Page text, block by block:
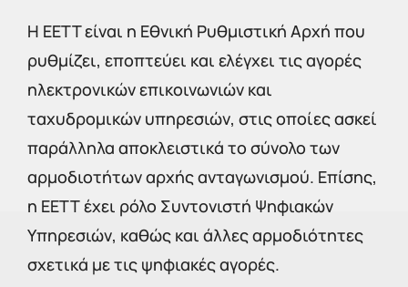
Η EETT είναι η Εθνική Ρυθμιστική Αρχή που
ρυθμίζει, εποπτεύει και ελέγχει τις αγορές
ηλεκτρονικών επικοινωνιών και
ταχυδρομικών υπηρεσιών, στις οποίες ασκεί
παράλληλα αποκλειστικά το σύνολο των
αρμοδιοτήτων αρχής ανταγωνισμού. Επίσης,
η ΕΕΤΤ έχει ρόλο Συντονιστή Ψηφιακών
Υπηρεσιών, καθώς και άλλες αρμοδιότητες
σχετικά με τις ψηφιακές αγορές.